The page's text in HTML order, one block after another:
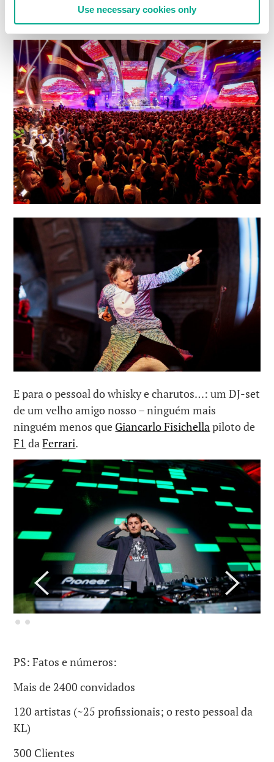
Use necessary cookies only
E para o pessoal do whisky e charutos…: um DJ-set
de um velho amigo nosso – ninguém mais
ninguém menos que Giancarlo Fisichella piloto de
F1 daFerrari.
PS: Fatos e números:
Mais de 2400 convidados
120 artistas (~25 profissionais; o resto pessoal da
KL)
300 Clientes